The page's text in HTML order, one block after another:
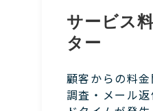
サービス
ター
顧客からの料金
調査・メール